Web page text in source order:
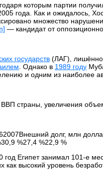
которым партии
года. Как и ожидалось,
множество
— кандидат от
государств (ЛАГ),
. Однако в 1989 году
и одним из наиболее
страны, увеличения
долг, млн
%27,4 %22,9 %
год Египет занимал 101-е
высокий уровень